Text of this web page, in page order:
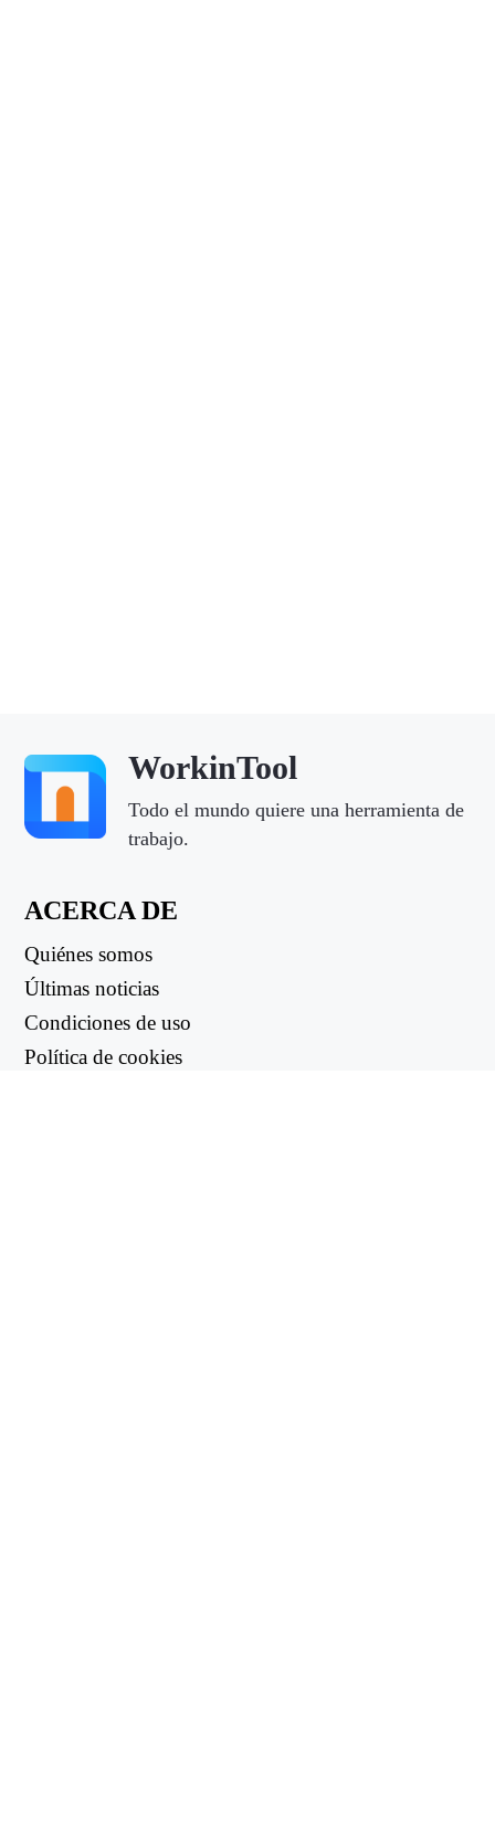
WorkinTool
Todo el mundo quiere una herramienta de
trabajo.
ACERCA DE
Quiénes somos
Últimas noticias
Condiciones de uso
Política de cookies